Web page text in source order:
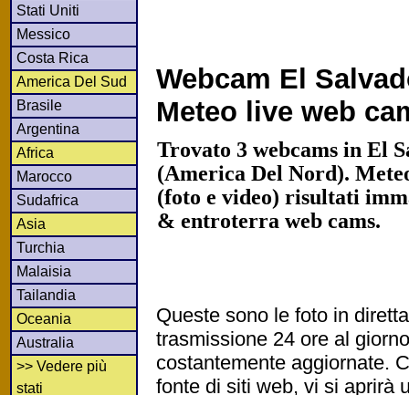
Stati Uniti
Messico
Costa Rica
America Del Sud
Brasile
Argentina
Africa
Marocco
Sudafrica
Asia
Turchia
Malaisia
Tailandia
Oceania
Australia
>> Vedere più
stati
Webcam El
Meteo live web
Trovato 3 webcams in El
(America Del Nord).
(foto e video) risultati
& entroterra web cams.
Queste sono le foto in
trasmissione 24 ore al
costantemente aggiornate.
fonte di siti web, vi si aprirà